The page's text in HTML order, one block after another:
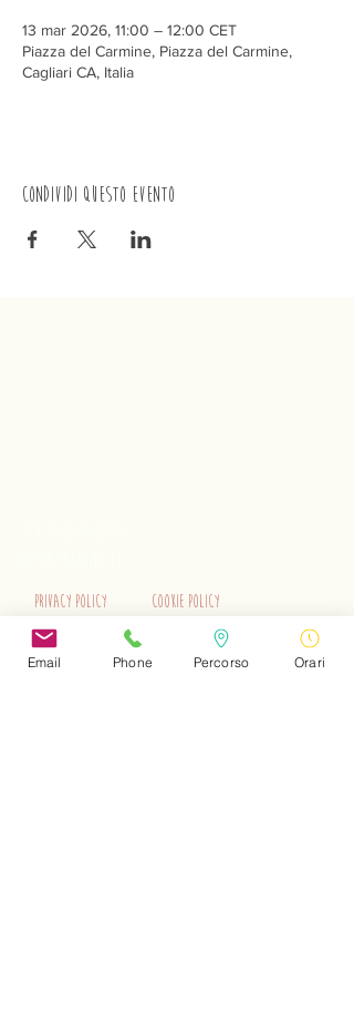
13 mar 2026, 11:00 – 12:00 CET
Piazza del Carmine, Piazza del Carmine,
Cagliari CA, Italia
Condividi questo evento
Privacy Policy Cookie Policy
EN Privacy Policy EN Cookie Policy
Email Phone Percorso Orari